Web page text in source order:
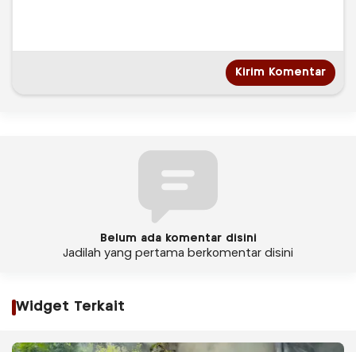
Belum ada komentar disini
Jadilah yang pertama berkomentar disini
Widget Terkait